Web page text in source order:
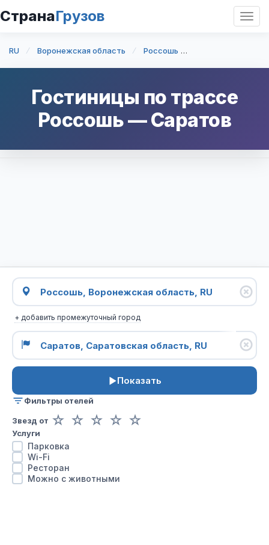
СтранаГрузов
RU Воронежская область Россошь
Гостиницы по трассе
Россошь—Саратов
+ добавить промежуточный город
Показать
Фильтры отелей
Звезд от ☆ ☆ ☆ ☆ ☆
Услуги
Парковка
Wi-Fi
Ресторан
Можно с животными